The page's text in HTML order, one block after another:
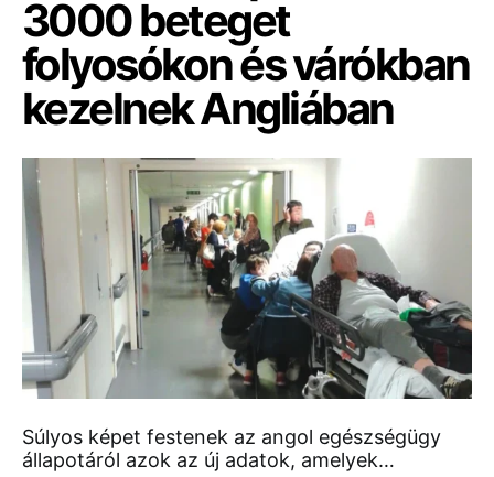
3000 beteget
folyosókon és várókban
kezelnek Angliában
Súlyos képet festenek az angol egészségügy
állapotáról azok az új adatok, amelyek…